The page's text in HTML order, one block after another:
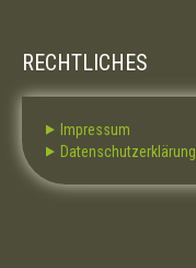
RECHTLICHES
⯈ Impressum
⯈ Datenschutzerklärung